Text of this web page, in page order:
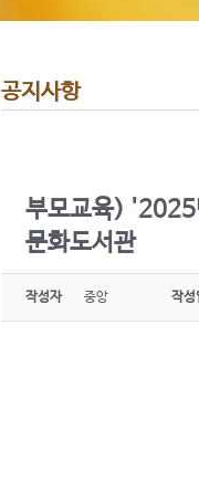
공지사항
부모교육) '2025
문화도서관
작성자 중앙 작성